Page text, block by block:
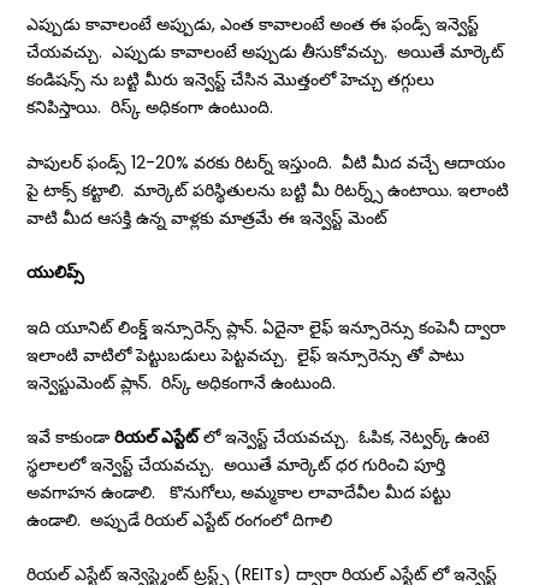
ఎప్పుడు కావాలంటే అప్పుడు, ఎంత కావాలంటే అంత ఈ ఫండ్స్ ఇన్వెస్ట్
చేయవచ్చు. ఎప్పుడు కావాలంటే అప్పుడు తీసుకోవచ్చు. అయితే మార్కెట్
కండిషన్స్ ను బట్టి మీరు ఇన్వెస్ట్ చేసిన మొత్తంలో హెచ్చు తగ్గులు
కనిపిస్తాయి. రిస్క్ అధికంగా ఉంటుంది.
పాపులర్ ఫండ్స్ 12-20% వరకు రిటర్న్ ఇస్తుంది. వీటి మీద వచ్చే ఆదాయం
పై టాక్స్ కట్టాలి. మార్కెట్ పరిస్థితులను బట్టి మీ రిటర్న్స్ ఉంటాయి. ఇలాంటి
వాటి మీద ఆసక్తి ఉన్న వాళ్లకు మాత్రమే ఈ ఇన్వెస్ట్ మెంట్
యులిప్స్
ఇది యూనిట్ లింక్డ్ ఇన్సూరెన్స్ ప్లాన్. ఏదైనా లైఫ్ ఇన్సూరెన్సు కంపెనీ ద్వారా
ఇలాంటి వాటిలో పెట్టుబడులు పెట్టవచ్చు. లైఫ్ ఇన్సూరెన్సు తో పాటు
ఇన్వెస్టుమెంట్ ప్లాన్. రిస్క్ అధికంగానే ఉంటుంది.
ఇవే కాకుండారియల్ ఎస్టేట్లో ఇన్వెస్ట్ చేయవచ్చు. ఓపిక, నెట్వర్క్ ఉంటె
స్థలాలలో ఇన్వెస్ట్ చేయవచ్చు. అయితే మార్కెట్ ధర గురించి పూర్తి
అవగాహన ఉండాలి. కొనుగోలు, అమ్మకాల లావాదేవీల మీద పట్టు
ఉండాలి. అప్పుడే రియల్ ఎస్టేట్ రంగంలో దిగాలి
రియల్ ఎస్టేట్ ఇన్వెస్ట్మెంట్ ట్రస్ట్స్ (REITs) ద్వారా రియల్ ఎస్టేట్ లో ఇన్వెస్ట్